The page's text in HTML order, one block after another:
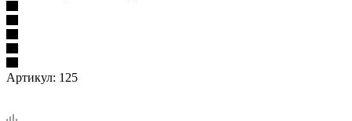
Артикул: 125